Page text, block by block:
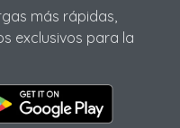
más rápidas,
exclusivos para la